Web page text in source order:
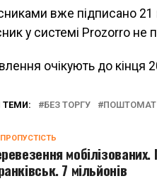
вже підписано 21
у системі Prozorro не
очікують до кінця
ТЕМИ: БЕЗ ТОРГУ ПОШТОМАТ
мобілізованих.
7 мільйонів